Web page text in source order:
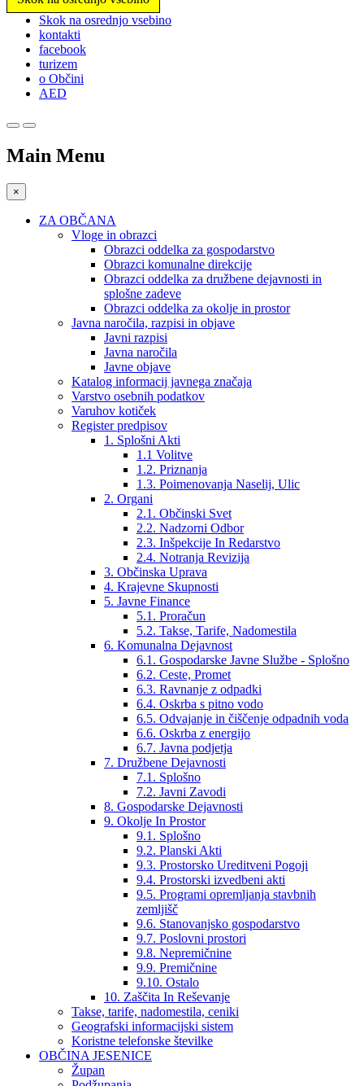
Prosimo,
upoštevajte:
spletno
mesto
vključuje
sistem
Skok na osrednjo vsebino
kontakti
facebook
turizem
o Občini
AED
Main Menu
×
ZA OBČANA
Vloge in obrazci
Obrazci oddelka za gospodarstvo
Obrazci komunalne direkcije
Obrazci oddelka za družbene dejavnosti in
splošne zadeve
Obrazci oddelka za okolje in prostor
Javna naročila, razpisi in objave
Javni razpisi
Javna naročila
Javne objave
Katalog informacij javnega značaja
Varstvo osebnih podatkov
Varuhov kotiček
Register predpisov
1. Splošni Akti
1.1 Volitve
1.2. Priznanja
1.3. Poimenovanja Naselij, Ulic
2. Organi
2.1. Občinski Svet
2.2. Nadzorni Odbor
2.3. Inšpekcije In Redarstvo
2.4. Notranja Revizija
3. Občinska Uprava
4. Krajevne Skupnosti
5. Javne Finance
5.1. Proračun
5.2. Takse, Tarife, Nadomestila
6. Komunalna Dejavnost
6.1. Gospodarske Javne Službe - Splošno
6.2. Ceste, Promet
6.3. Ravnanje z odpadki
6.4. Oskrba s pitno vodo
6.5. Odvajanje in čiščenje odpadnih voda
6.6. Oskrba z energijo
6.7. Javna podjetja
7. Družbene Dejavnosti
7.1. Splošno
7.2. Javni Zavodi
8. Gospodarske Dejavnosti
9. Okolje In Prostor
9.1. Splošno
9.2. Planski Akti
9.3. Prostorsko Ureditveni Pogoji
9.4. Prostorski izvedbeni akti
9.5. Programi opremljanja stavbnih
zemljišč
9.6. Stanovanjsko gospodarstvo
9.7. Poslovni prostori
9.8. Nepremičnine
9.9. Premičnine
9.10. Ostalo
10. Zaščita In Reševanje
Takse, tarife, nadomestila, ceniki
Geografski informacijski sistem
Koristne telefonske številke
OBČINA JESENICE
Župan